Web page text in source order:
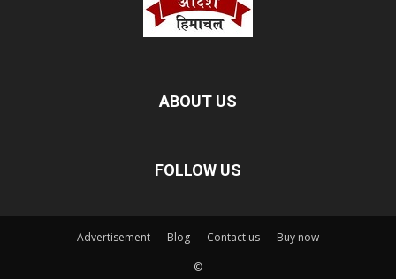
ABOUT US
FOLLOW US
Advertisement Blog Contact us
Buy now
©